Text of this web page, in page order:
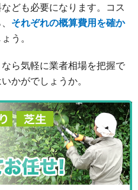
ども必要になります。コス
それぞれの概算費用を確か
う。
ら気軽に業者相場を把握で
かがでしょうか。